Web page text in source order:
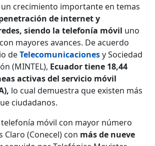
crecimiento importante en temas
de internet y
siendo la telefonía móvil uno
mayores avances. De acuer­do
deTelecomunica­cionesy Sociedad
(MINTEL), Ecuador tiene 18,44
activas del servicio móvil
lo cual demuestra que existen más
ciudadanos.
móvil con mayor número
Claro (Conecel) con más de nueve